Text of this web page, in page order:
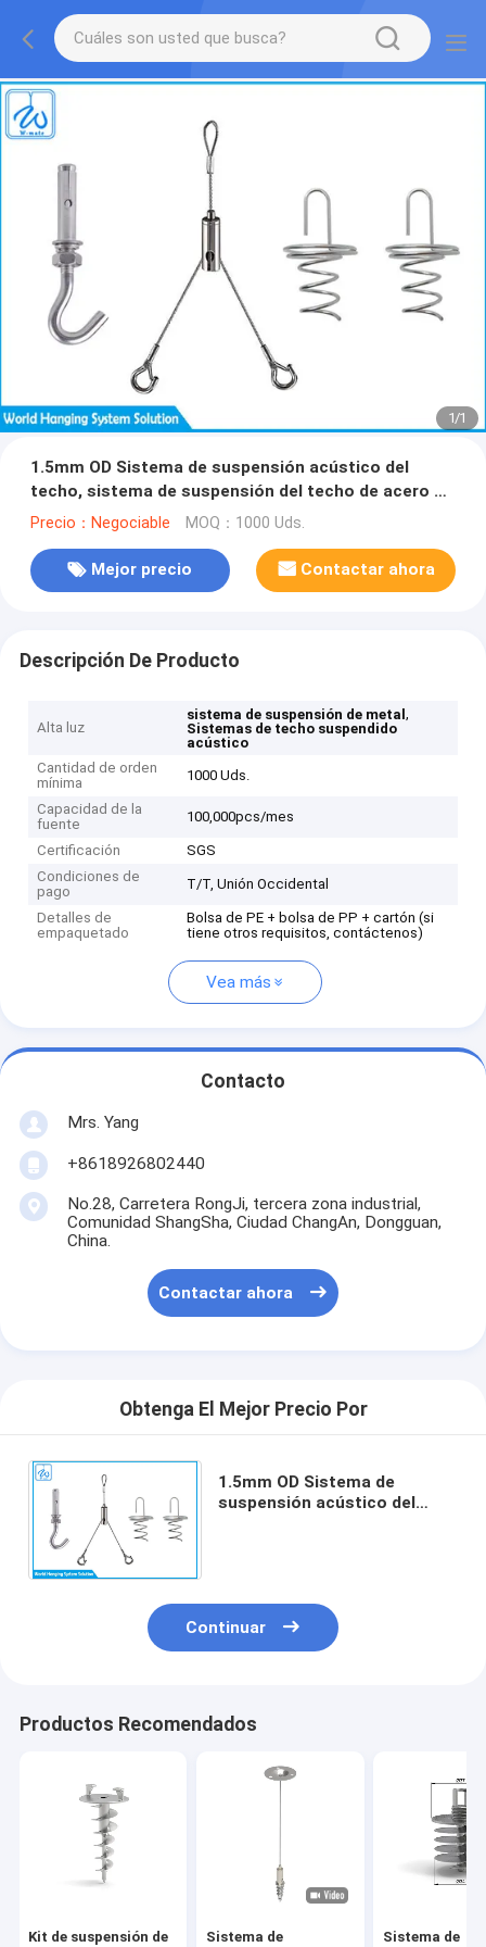
1/1
1.5mm OD Sistema de suspensión acústico del
techo, sistema de suspensión del techo de acero de
latón
Precio：Negociable MOQ：1000 Uds.
Mejor precio Contactar ahora
Descripción De Producto
Alta luz
sistema de suspensión de metal,
Sistemas de techo suspendido
acústico
Cantidad de orden
mínima
1000 Uds.
Capacidad de la
fuente
100,000pcs/mes
Certificación
SGS
Condiciones de
pago
T/T, Unión Occidental
Detalles de
empaquetado
Bolsa de PE + bolsa de PP + cartón (si
tiene otros requisitos, contáctenos)
Vea más
Contacto
Mrs. Yang
+8618926802440
No.28, Carretera RongJi, tercera zona industrial,
Comunidad ShangSha, Ciudad ChangAn, Dongguan,
China.
Contactar ahora
Obtenga El Mejor Precio Por
1.5mm OD Sistema de
suspensión acústico del
Continuar
Productos Recomendados
Kit de suspensión de
Sistema de
Sistema de